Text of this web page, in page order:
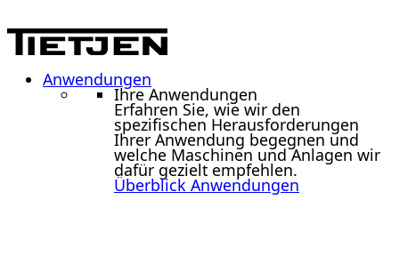
Anwendungen
Ihre Anwendungen
Erfahren Sie, wie wir den
spezifischen Herausforderungen
Ihrer Anwendung begegnen und
welche Maschinen und Anlagen wir
dafür gezielt empfehlen.
Überblick Anwendungen